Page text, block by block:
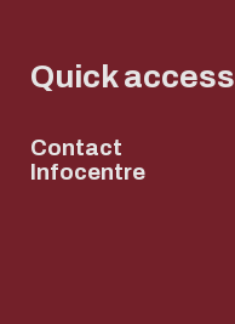
Quick access
Contact
Infocentre